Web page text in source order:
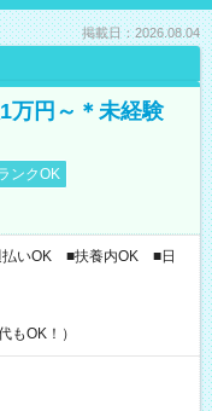
掲載日：2026.08.04
万円～＊未経験
ンクOK
払いOK ■扶養内OK ■日
もOK！）